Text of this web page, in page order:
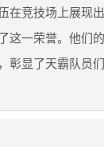
在竞技场上展现
这一荣誉。他们
彰显了天霸队员